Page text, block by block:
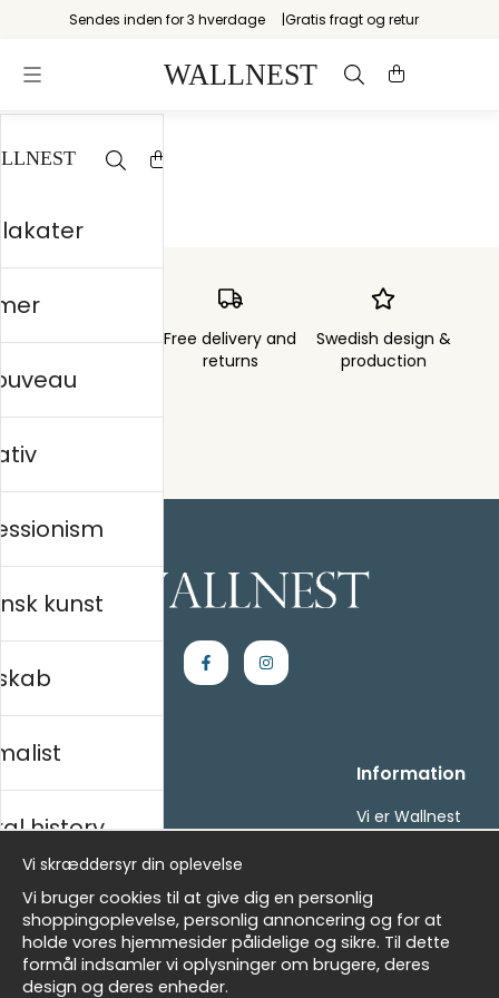
Sendes inden for 3 hverdage Gratis fragt og retur
Startsiden Op Art
Order sent within Free delivery and
returns
Swedish design &
production
Kontakt os
- Returer och återbetalningar
- Leverans - enkelt, snabbt &amp; gratis
Om cookies
Mine favoritter
Information
Vi er Wallnest
Nyhedsbrev
kunst
history
Vi skræddersyr din oplevelse
Vi bruger cookies til at give dig en personlig
shoppingoplevelse, personlig annoncering og for at
holde vores hjemmesider pålidelige og sikre. Til dette
formål indsamler vi oplysninger om brugere, deres
design og deres enheder.